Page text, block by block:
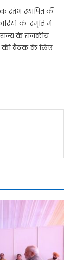
स्तंभ स्थापित की
की स्मृति में
राज्य के राजकीय
की बैठक के लिए